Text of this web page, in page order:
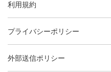
利用規約
プライバシーポリシー
外部送信ポリシー